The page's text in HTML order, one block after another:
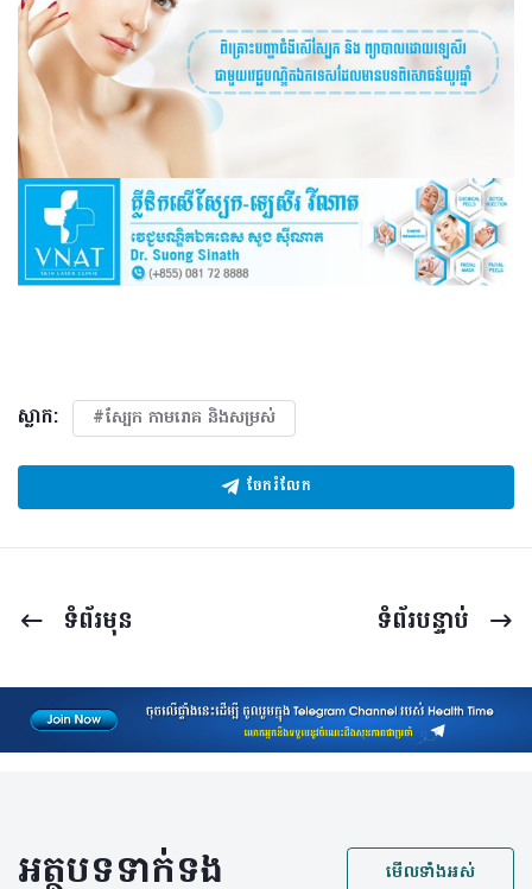
ស្លាក: #ស្បែក កាមរោគ​ និងសម្រស់
ចែករំលែក
ទំព័រ​មុន ទំព័រ​បន្ទាប់
អត្ថបទទាក់ទង មើលទាំងអស់